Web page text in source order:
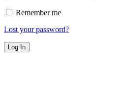
Remember me
Lost your password?